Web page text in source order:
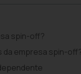
spin-off?
da empresa spin-